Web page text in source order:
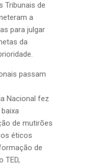
Tribunais de
a
para julgar
da
passam
Nacional fez
de mutirões
éticos
de
TED,